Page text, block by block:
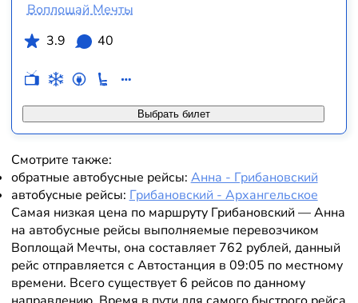
Выбрать билет
Воплощай Мечты
3.9
40
Смотрите также:
обратные автобусные рейсы: Анна - Грибановский
автобусные рейсы: Грибановский - Архангельское
Самая низкая цена по маршруту Грибановский — Анна
на автобусные рейсы выполняемые перевозчиком
Воплощай Мечты, она составляет 762 рублей, данный
рейс отправляется с Автостанция в 09:05 по местному
времени. Всего существует 6 рейсов по данному